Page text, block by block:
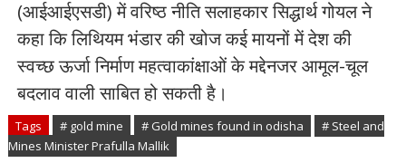
(आईआईएसडी) में वरिष्ठ नीति सलाहकार सिद्धार्थ गोयल ने
कहा कि लिथियम भंडार की खोज कई मायनों में देश की
स्वच्छ ऊर्जा निर्माण महत्वाकांक्षाओं के मद्देनजर आमूल-चूल
बदलाव वाली साबित हो सकती है।
Tags # gold mine # Gold mines found in odisha
# Steel and
Mines Minister Prafulla Mallik